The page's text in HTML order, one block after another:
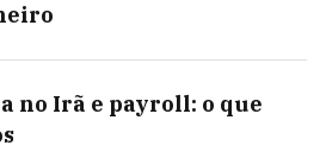
no Irã e payroll: o que